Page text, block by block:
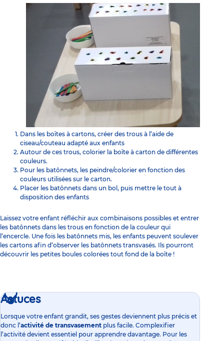
Dans les boîtes à cartons, créer des trous à l’aide de
ciseau/couteau adapté aux enfants
Autour de ces trous, colorier la boîte à carton de différentes
couleurs.
Pour les batônnets, les peindre/colorier en fonction des
couleurs utilisées sur le carton.
Placer les batônnets dans un bol, puis mettre le tout à
disposition des enfants
Laissez votre enfant réfléchir aux combinaisons possibles et entrer
les batônnets dans les trous en fonction de la couleur qui
l’encercle. Une fois les batônnets mis, les enfants peuvent soulever
les cartons afin d’observer les batônnets transvasés. Ils pourront
découvrir les petites boules colorées tout fond de la boîte !
Astuces
Lorsque votre enfant grandit, ses gestes deviennent plus précis et
donc l’activité de transvasement plus facile. Complexifier
l’activité devient essentiel pour apprendre davantage. Pour les